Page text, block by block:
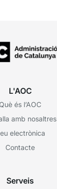
L'AOC
Què és l’AOC
amb nosaltres
electrònica
Contacte
Serveis